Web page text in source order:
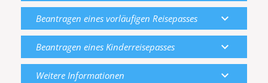
Beantragen eines vorläufigen Reisepasses expand_more
Beantragen eines Kinderreisepasses expand_more
Weitere Informationen expand_more